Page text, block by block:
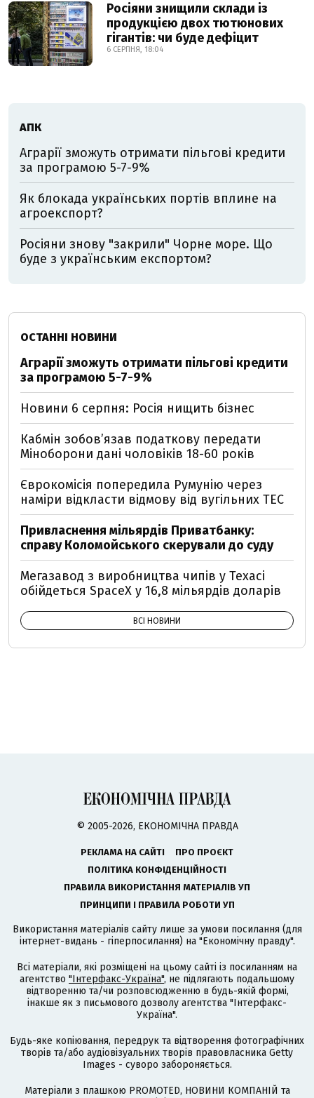
Росіяни знищили склади із
продукцією двох тютюнових
гігантів: чи буде дефіцит
6 СЕРПНЯ, 18:04
АПК
Аграрії зможуть отримати пільгові кредити
за програмою 5-7-9%
Як блокада українських портів вплине на
агроекспорт?
Росіяни знову "закрили" Чорне море. Що
буде з українським експортом?
ОСТАННІ НОВИНИ
Аграрії зможуть отримати пільгові кредити
за програмою 5-7-9%
Новини 6 серпня: Росія нищить бізнес
Кабмін зобовʼязав податкову передати
Міноборони дані чоловіків 18-60 років
Єврокомісія попередила Румунію через
наміри відкласти відмову від вугільних ТЕС
Привласнення мільярдів Приватбанку:
справу Коломойського скерували до суду
Мегазавод з виробництва чипів у Техасі
обійдеться SpaceX у 16,8 мільярдів доларів
ВСІ НОВИНИ
© 2005-2026, ЕКОНОМІЧНА ПРАВДА
РЕКЛАМА НА САЙТІ
ПРО ПРОЄКТ
ПОЛІТИКА КОНФІДЕНЦІЙНОСТІ
ПРАВИЛА ВИКОРИСТАННЯ МАТЕРІАЛІВ УП
ПРИНЦИПИ І ПРАВИЛА РОБОТИ УП
Використання матеріалів сайту лише за умови посилання (для
інтернет-видань - гіперпосилання) на "Економічну правду".
Всі матеріали, які розміщені на цьому сайті із посиланням на
агентство "Інтерфакс-Україна", не підлягають подальшому
відтворенню та/чи розповсюдженню в будь-якій формі,
інакше як з письмового дозволу агентства "Інтерфакс-
Україна".
Будь-яке копіювання, передрук та відтворення фотографічних
творів та/або аудіовізуальних творів правовласника Getty
Images - суворо забороняється.
Матеріали з плашкою PROMOTED, НОВИНИ КОМПАНІЙ та